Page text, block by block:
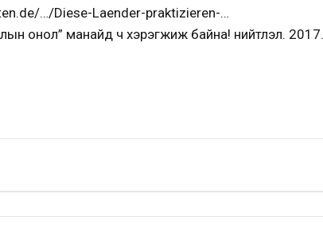
…/Diese-Laender-praktizieren-…
онол” манайд ч хэрэгжиж байна! нийтлэл. 2017.